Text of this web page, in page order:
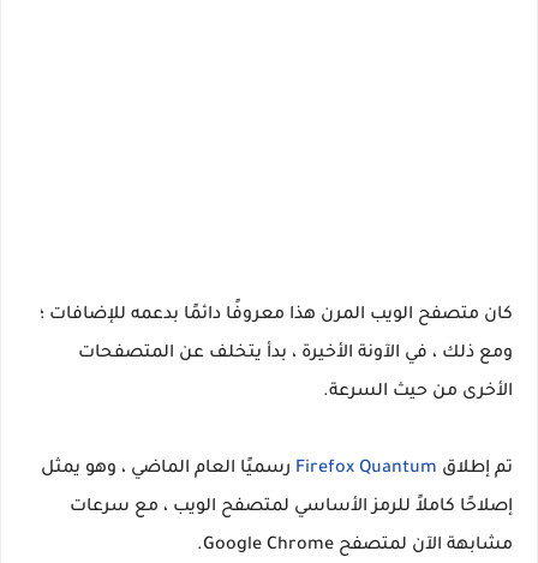
كان متصفح الويب المرن هذا معروفًا دائمًا بدعمه للإضافات ؛
ومع ذلك ، في الآونة الأخيرة ، بدأ يتخلف عن المتصفحات
الأخرى من حيث السرعة.
تم إطلاق Firefox Quantum رسميًا العام الماضي ، وهو يمثل
إصلاحًا كاملاً للرمز الأساسي لمتصفح الويب ، مع سرعات
مشابهة الآن لمتصفح Google Chrome.